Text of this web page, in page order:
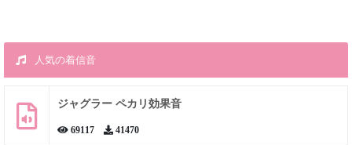
人気の着信音
ジャグラー ペカリ効果音
69117 41470